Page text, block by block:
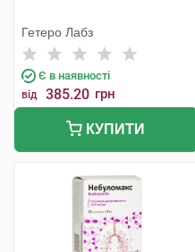
Гетеро Лабз
Є в наявності
від 385.20 грн
КУПИТИ